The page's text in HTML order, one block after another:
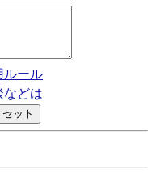
ルール
などは